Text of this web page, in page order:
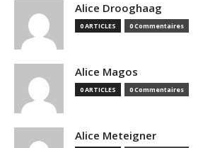
Alice Drooghaag
0 ARTICLES 0 Commentaires
Alice Magos
0 ARTICLES 0 Commentaires
Alice Meteigner